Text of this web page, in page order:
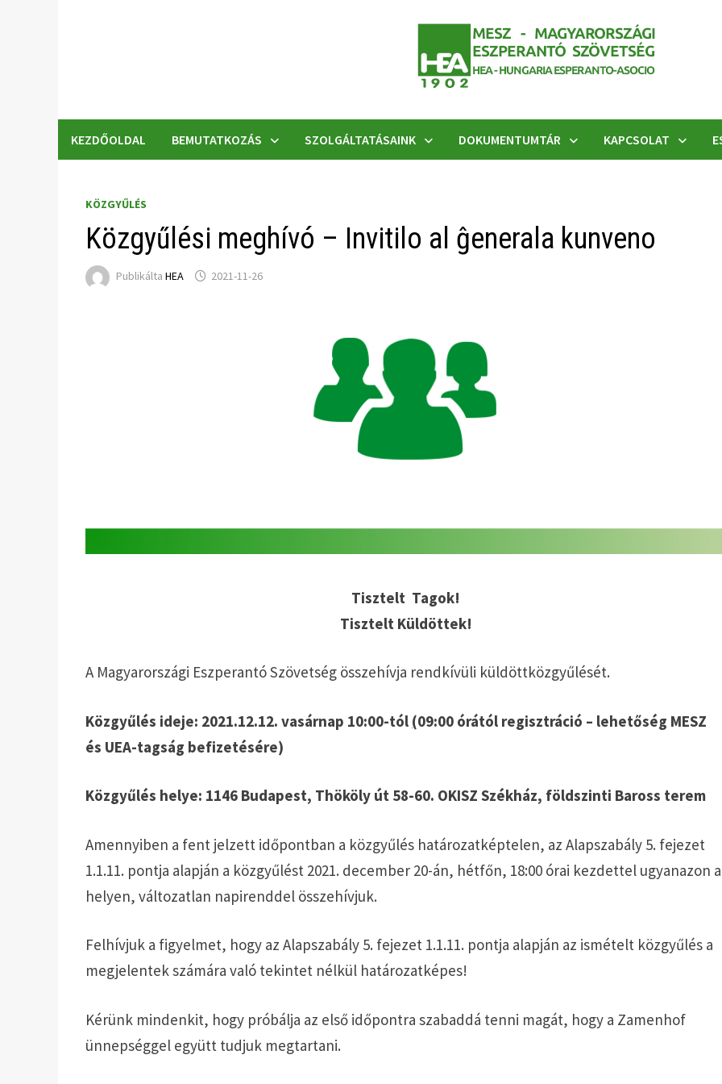
KEZDŐOLDAL BEMUTATKOZÁS SZOLGÁLTATÁSAINK DOKUMENTUMTÁR KAPCSOLAT
KÖZGYŰLÉS
Közgyűlési meghívó – Invitilo al ĝenerala kunveno
PublikáltaHEA 2021-11-26
Tisztelt Tagok!
Tisztelt Küldöttek!
A Magyarországi Eszperantó Szövetség összehívja rendkívüli küldöttközgyűlését.
Közgyűlés ideje: 2021.12.12. vasárnap 10:00-tól (09:00 órától regisztráció – lehetőség MESZ
és UEA-tagság befizetésére)
Közgyűlés helye: 1146 Budapest, Thököly út 58-60. OKISZ Székház, földszinti Baross terem
Amennyiben a fent jelzett időpontban a közgyűlés határozatképtelen, az Alapszabály 5. fejezet
1.1.11. pontja alapján a közgyűlést 2021. december 20-án, hétfőn, 18:00 órai kezdettel ugyanazon a
helyen, változatlan napirenddel összehívjuk.
Felhívjuk a figyelmet, hogy az Alapszabály 5. fejezet 1.1.11. pontja alapján az ismételt közgyűlés a
megjelentek számára való tekintet nélkül határozatképes!
Kérünk mindenkit, hogy próbálja az első időpontra szabaddá tenni magát, hogy a Zamenhof
ünnepséggel együtt tudjuk megtartani.